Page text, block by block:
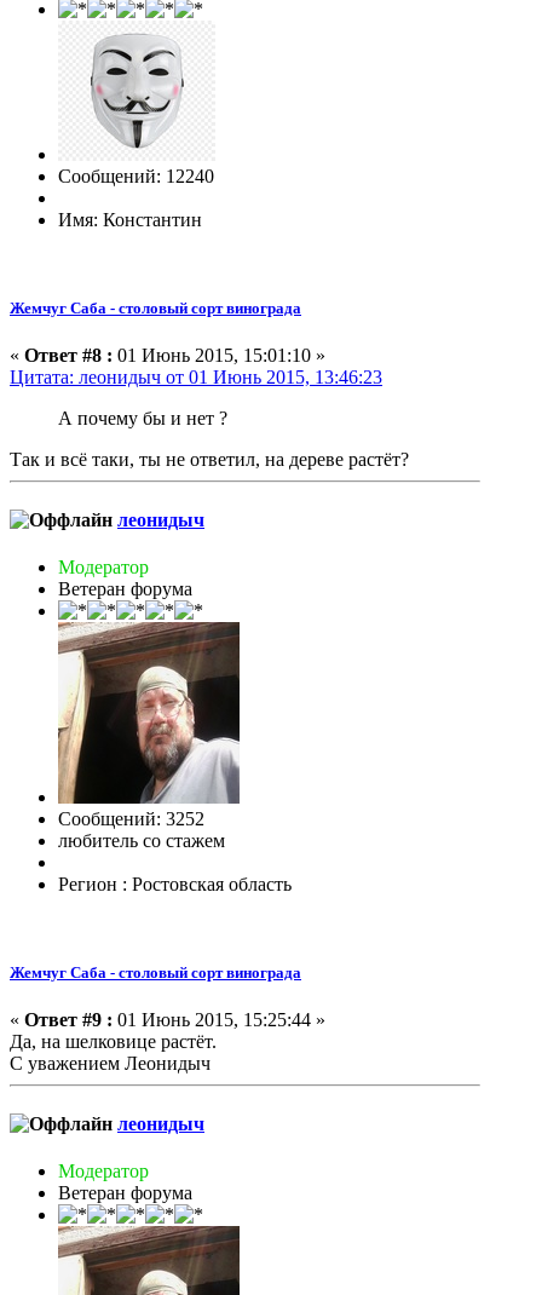
Сообщений: 12240
Имя: Константин
Жемчуг Саба - столовый сорт винограда
« Ответ #8 : 01 Июнь 2015, 15:01:10 »
Цитата: леонидыч от 01 Июнь 2015, 13:46:23
А почему бы и нет ?
Так и всё таки, ты не ответил, на дереве растёт?
леонидыч
Модератор
Ветеран форума
Сообщений: 3252
любитель со стажем
Регион : Ростовская область
Жемчуг Саба - столовый сорт винограда
« Ответ #9 : 01 Июнь 2015, 15:25:44 »
Да, на шелковице растёт.
С уважением Леонидыч
леонидыч
Модератор
Ветеран форума